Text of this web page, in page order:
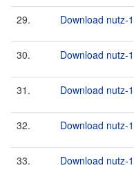
29. Download nutz-
30. Download nutz-
31. Download nutz-
32. Download nutz-
33. Download nutz-